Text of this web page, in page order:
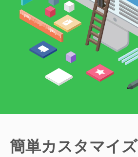
簡単カスタマイズ